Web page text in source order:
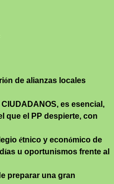
ón de alianzas locales
es esencial,
que el PP despierte, con
étnico y económico de
ías u oportunismos frente al
preparar una gran